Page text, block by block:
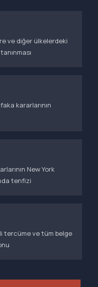
ve diğer ülkelerdeki
kararlarının
New York
tenfizi
tercüme ve tüm belge